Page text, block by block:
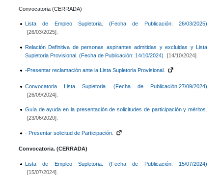
Convocatoria (CERRADA)
Lista de Empleo Supletoria. (Fecha de Publicación: 26/03/2025)
[26/03/2025].
Relación Definitiva de personas aspirantes admitidas y excluidas y Lista
Supletoria Provisional. (Fecha de Publicación: 14/10/2024)
[14/10/2024].
-Presentar reclamación ante la Lista Supletoria Provisional.
Convocatoria Lista Supletoria. (Fecha de Publicación:27/09/2024)
[26/09/2024].
Guía de ayuda en la presentación de solicitudes de participación y méritos.
[23/06/2020].
- Presentar solicitud de Participación.
Convocatoria. (CERRADA)
Lista de Empleo Supletoria. (Fecha de Publicación: 15/07/2024)
[15/07/2024].